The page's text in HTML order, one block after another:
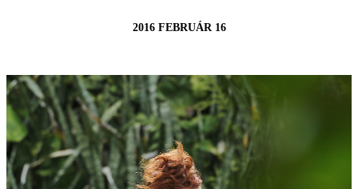
2016 FEBRUÁR 16